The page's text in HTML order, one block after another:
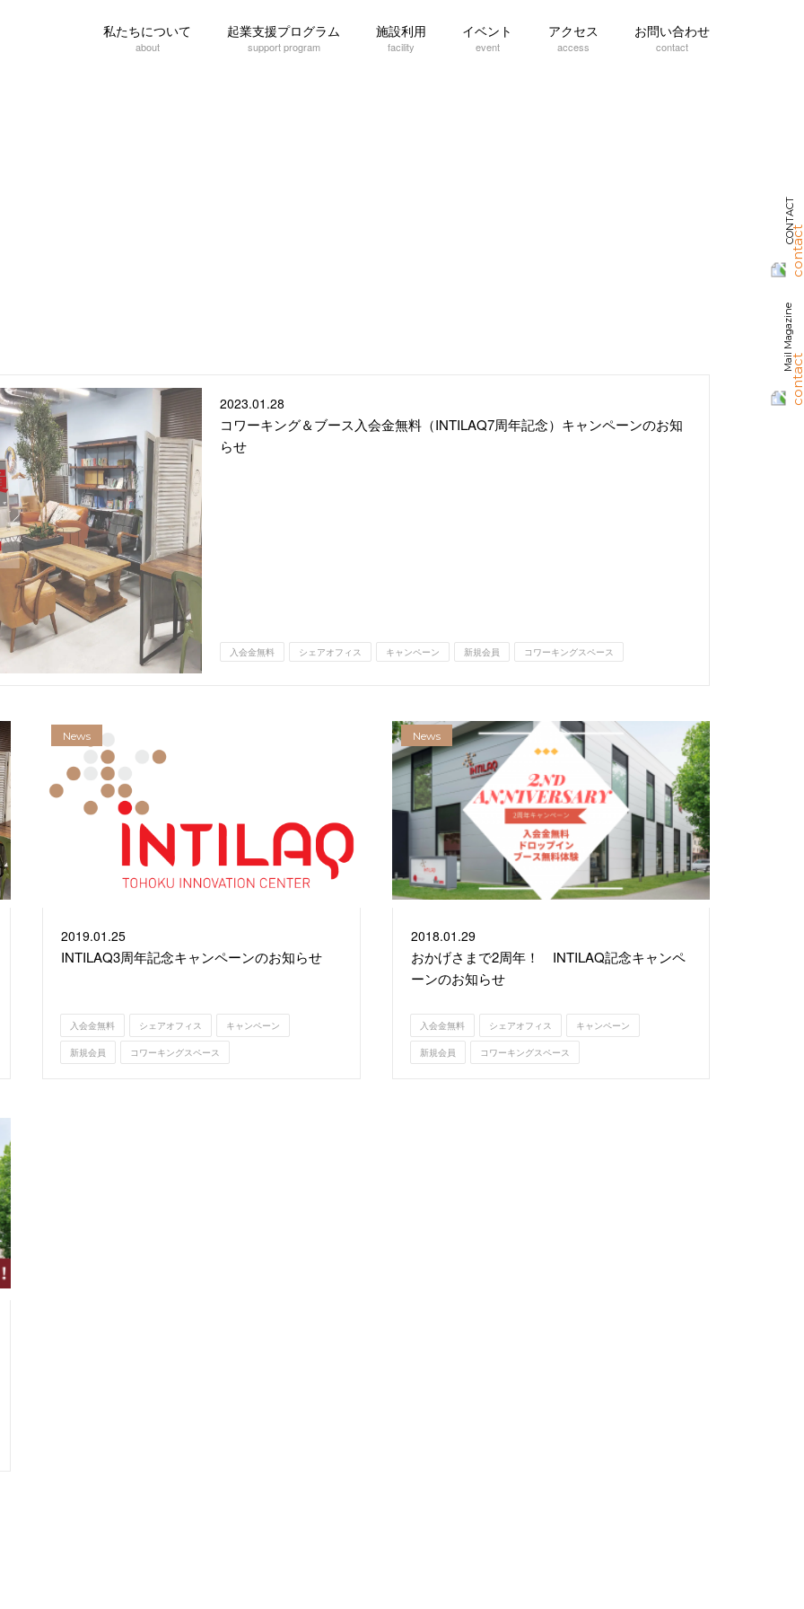
私たちについて
about
起業支援プログラム
support program
施設利用
facility
イベント
event
アクセス
access
お問い合わせ
contact
CONTACT
Mail Magazine
2023.01.28
コワーキング＆ブース入会金無料（INTILAQ7周年記念）キャンペーンのお知
らせ
入会金無料 シェアオフィス キャンペーン 新規会員 コワーキングスペース
2019.01.25
INTILAQ3周年記念キャンペーンのお知らせ
News
入会金無料 シェアオフィス キャンペーン
新規会員 コワーキングスペース
2018.01.29
おかげさまで2周年！ INTILAQ記念キャンペ
ーンのお知らせ
News
入会金無料 シェアオフィス キャンペーン
新規会員 コワーキングスペース